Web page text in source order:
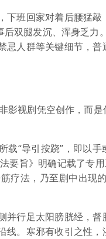
班回家对着后腰猛敲
双腿发沉、浑身乏力
忌人群等关键细节，
视剧凭空创作，而是
“导引按跷”，即以手
要旨》明确记载了专
疗法，乃至剧中出现
行足太阳膀胱经，督
线。寒邪有收引之性